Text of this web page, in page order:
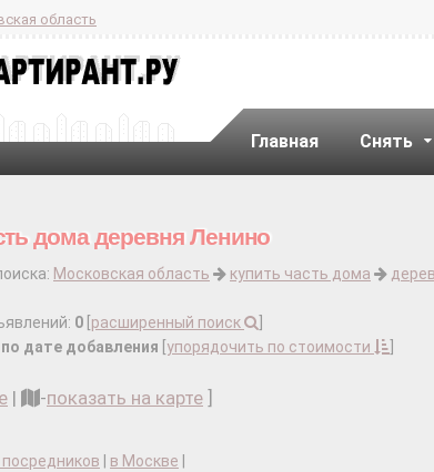
область
Главная Снять
дома деревня Ленино
Московская область купить часть дома
0 расширенный поиск
по дате добавления упорядочить по стоимости
| -показать на карте
посредников в Москве